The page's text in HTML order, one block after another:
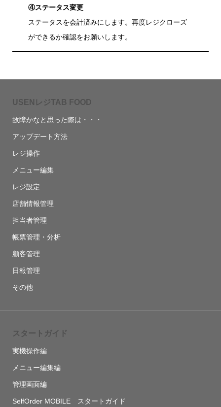
④ステータス変更
ステータスを会計済みにします。再度レジクローズ
ができるか確認をお願いします。
USENレジTAB FOOD
故障かなと思った際は・・・
アップデート方法
レジ操作
メニュー編集
レジ設定
店舗情報管理
担当者管理
帳票管理・分析
顧客管理
日報管理
その他
スタートガイド
実機操作編
メニュー編集編
管理画面編
SelfOrder MOBILE スタートガイド